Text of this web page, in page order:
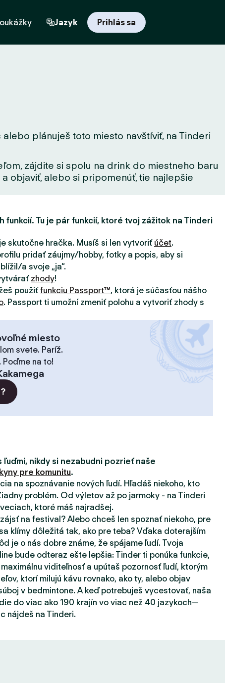
Jazyk Prihlás sa
plánuješ toto miesto navštíviť, na Tinderi
zájdite si spolu na drink do miestneho baru
objaviť, alebo si pripomenúť, tie najlepšie
funkcií. Tu je pár funkcií, ktoré tvoj zážitok na Tinderi
skutočne hračka. Musíš si len vytvoriť účet.
pridať záujmy/hobby, fotky a popis, aby si
a svoje „ja“.
zhody!
použiťfunkciu Passport™, ktorá je súčasťou nášho
. Passport ti umožní zmeniť polohu a vytvoriť zhody s
miesto
svete. Paríž.
Poďme na to!
nikdy si nezabudni pozrieť naše
pre komunitu.
na spoznávanie nových ľudí. Hľadáš niekoho, kto
problém. Od výletov až po jarmoky - na Tinderi
ktoré máš najradšej.
na festival? Alebo chceš len spoznať niekoho, pre
klímy dôležitá tak, ako pre teba? Vďaka doterajším
je o nás dobre známe, že spájame ľudí. Tvoja
bude odteraz ešte lepšia: Tinder ti ponúka funkcie,
viditeľnosť a upútaš pozornosť ľudí, ktorým
ktorí milujú kávu rovnako, ako ty, alebo objav
v bedmintone. A keď potrebuješ vycestovať, naša
do viac ako 190 krajín vo viac než 40 jazykoch—
nájdeš na Tinderi.